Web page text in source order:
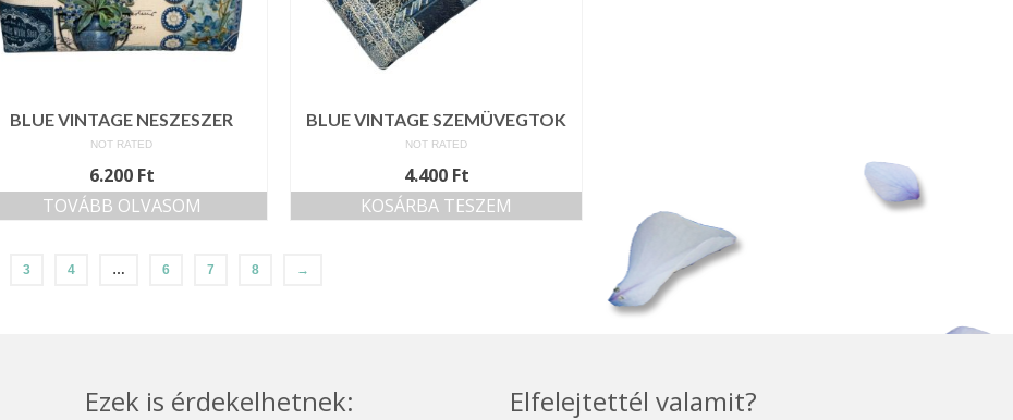
BLUE VINTAGE NESZESZER
NOT RATED
6.200 Ft
TOVÁBB OLVASOM
BLUE VINTAGE SZEMÜVEGTOK
NOT RATED
4.400 Ft
KOSÁRBA TESZEM
3 4 … 6 7 8 →
Ezek is érdekelhetnek: Elfelejtettél valamit?